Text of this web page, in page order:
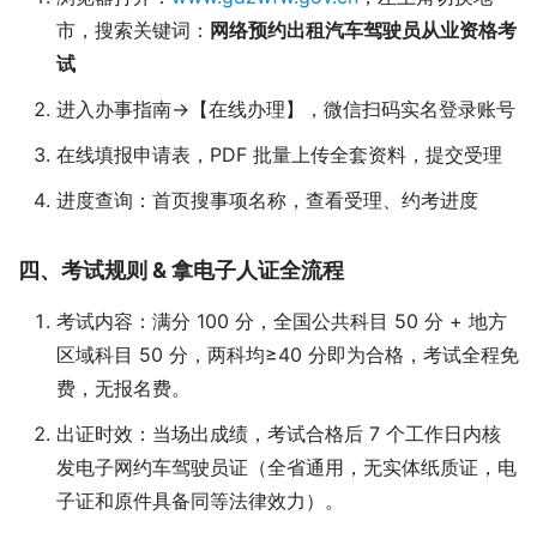
市，搜索关键词： 网络预约出租汽车驾驶员从业资格考
试
进入办事指南→【在线办理】，微信扫码实名登录账号
在线填报申请表，PDF 批量上传全套资料，提交受理
进度查询：首页搜事项名称，查看受理、约考进度
四、考试规则 & 拿电子人证全流程
考试内容：满分 100 分，全国公共科目 50 分 + 地方
区域科目 50 分，两科均≥40 分即为合格，考试全程免
费，无报名费。
出证时效：当场出成绩，考试合格后 7 个工作日内核
发电子网约车驾驶员证（全省通用，无实体纸质证，电
子证和原件具备同等法律效力）。